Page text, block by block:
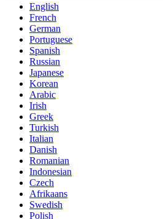
English
French
German
Portuguese
Spanish
Russian
Japanese
Korean
Arabic
Irish
Greek
Turkish
Italian
Danish
Romanian
Indonesian
Czech
Afrikaans
Swedish
Polish